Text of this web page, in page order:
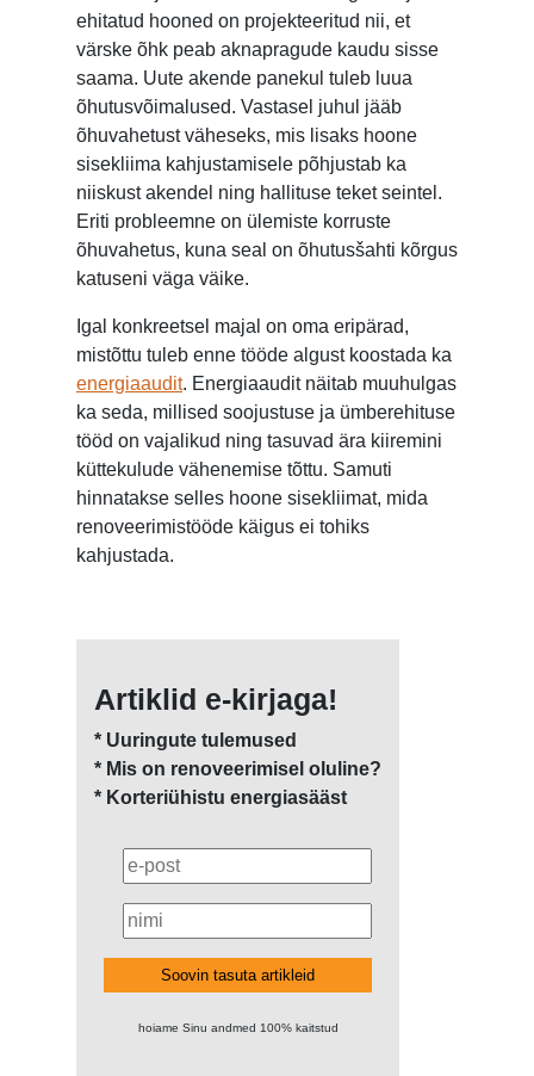
ehitatud hooned on projekteeritud nii, et
värske õhk peab aknapragude kaudu sisse
saama. Uute akende panekul tuleb luua
õhutusvõimalused. Vastasel juhul jääb
õhuvahetust väheseks, mis lisaks hoone
sisekliima kahjustamisele põhjustab ka
niiskust akendel ning hallituse teket seintel.
Eriti probleemne on ülemiste korruste
õhuvahetus, kuna seal on õhutusšahti kõrgus
katuseni väga väike.
Igal konkreetsel majal on oma eripärad,
mistõttu tuleb enne tööde algust koostada ka
energiaaudit. Energiaaudit näitab muuhulgas
ka seda, millised soojustuse ja ümberehituse
tööd on vajalikud ning tasuvad ära kiiremini
küttekulude vähenemise tõttu. Samuti
hinnatakse selles hoone sisekliimat, mida
renoveerimistööde käigus ei tohiks
kahjustada.
Artiklid e-kirjaga!
* Uuringute tulemused
* Mis on renoveerimisel oluline?
* Korteriühistu energiasääst
Soovin tasuta artikleid
hoiame Sinu andmed 100% kaitstud